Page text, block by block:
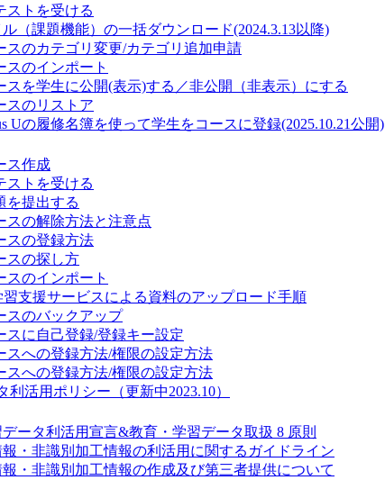
ストを受ける
（課題機能）の一括ダウンロード(2024.3.13以降)
スのカテゴリ変更/カテゴリ追加申請
スのインポート
スを学生に公開(表示)する／非公開（非表示）にする
スのリストア
Uの履修名簿を使って学生をコースに登録(2025.10.21公開)
ス作成
ストを受ける
を提出する
スの解除方法と注意点
スの登録⽅法
スの探し⽅
スのインポート
支援サービスによる資料のアップロード手順
スのバックアップ
スに自己登録/登録キー設定
スへの登録方法/権限の設定方法
スへの登録方法/権限の設定方法
利活用ポリシー（更新中2023.10）
ータ利活用宣言&教育・学習データ取扱 8 原則
報・非識別加工情報の利活用に関するガイドライン
・非識別加工情報の作成及び第三者提供について